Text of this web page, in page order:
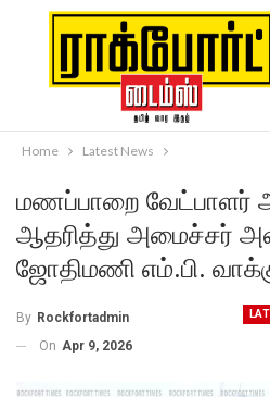
Home Latest News
மணப்பாறை வேட்பாளர்
ஆதரித்து அமைச்சர்
ஜோதிமணி எம்.பி.
By Rockfortadmin
On Apr 9, 2026